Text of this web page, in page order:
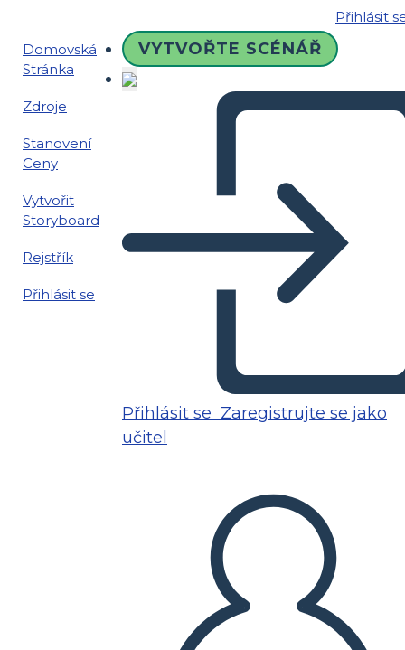
Přihlásit
Domovská
Stránka
Zdroje
Stanovení
Ceny
Vytvořit
Storyboard
Rejstřík
Přihlásit se
VYTVOŘTE SCÉNÁŘ
Přihlásit se Zaregistrujte se jako
učitel